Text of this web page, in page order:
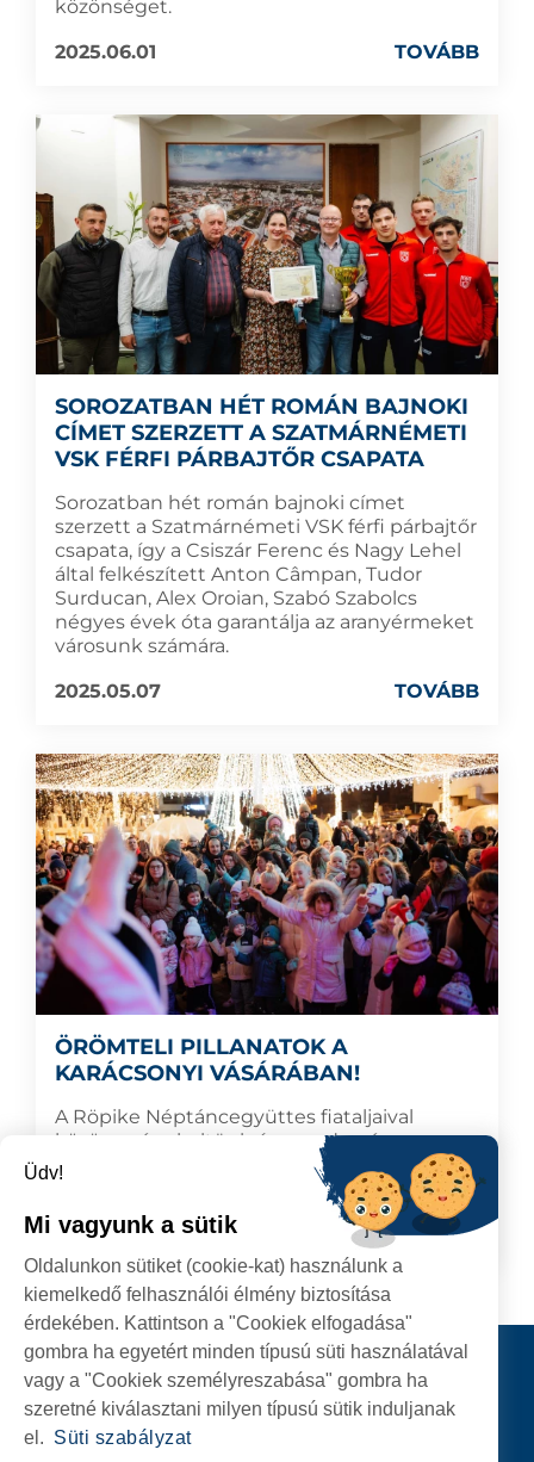
közönséget.
2025.06.01
TOVÁBB
SOROZATBAN HÉT ROMÁN BAJNOKI
CÍMET SZERZETT A SZATMÁRNÉMETI
VSK FÉRFI PÁRBAJTŐR CSAPATA
Sorozatban hét román bajnoki címet
szerzett a Szatmárnémeti VSK férfi párbajtőr
csapata, így a Csiszár Ferenc és Nagy Lehel
által felkészített Anton Câmpan, Tudor
Surducan, Alex Oroian, Szabó Szabolcs
négyes évek óta garantálja az aranyérmeket
városunk számára.
2025.05.07
TOVÁBB
ÖRÖMTELI PILLANATOK A
KARÁCSONYI VÁSÁRÁBAN!
A Röpike Néptáncegyüttes fiataljaival
közösen énekeltünk, így csodaszép
karácsonyi dallamok járták körbe a vásár
2024.12.23
TOVÁBB
Kapcsolat
KÖVESSENEK
Üdv!
Mi vagyunk a sütik
Oldalunkon sütiket (cookie-kat) használunk a
kiemelkedő felhasználói élmény biztosítása
érdekében. Kattintson a "Cookiek elfogadása"
gombra ha egyetért minden típusú süti használatával
vagy a "Cookiek személyreszabása" gombra ha
szeretné kiválasztani milyen típusú sütik induljanak
el. Süti szabályzat